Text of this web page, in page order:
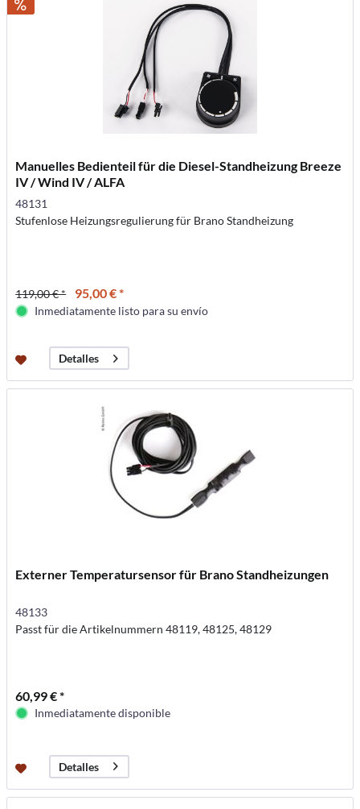
Manuelles Bedienteil für die Diesel-Standheizung Breeze
IV / Wind IV / ALFA
48131
Stufenlose Heizungsregulierung für Brano Standheizung
119,00 € * 95,00 € *
Inmediatamente listo para su envío
Detalles
Externer Temperatursensor für Brano Standheizungen
48133
Passt für die Artikelnummern 48119, 48125, 48129
60,99 € *
Inmediatamente disponible
Detalles